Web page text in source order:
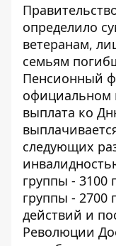
определило
ветеранам,
семьям
Пенсионный
официальном
выплата ко
следующих
группы - 3100
группы - 2700
действий и
Революции